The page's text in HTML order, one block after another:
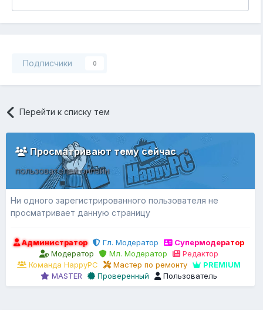
Подписчики 0
Перейти к списку тем
Просматривают тему сейчас0
пользователей онлайн
Ни одного зарегистрированного пользователя не
просматривает данную страницу
Администратор Гл. Модератор
Супермодератор
Модератор
Мл. Модератор
Редактор
Команда HappyPC
Мастер по ремонту
PREMIUM
MASTER
Проверенный Пользователь